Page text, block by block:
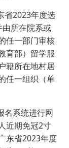
省2023年度选
所在院系或
任一部门审核
育部）留学服
籍所在地村居
任一组织（单
名系统进行网
近期免冠2寸
东省2023年度